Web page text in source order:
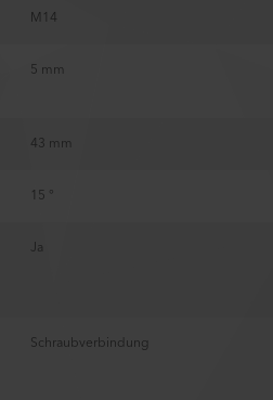
M14
5 mm
43 mm
15 °
Ja
Schraubverbindung